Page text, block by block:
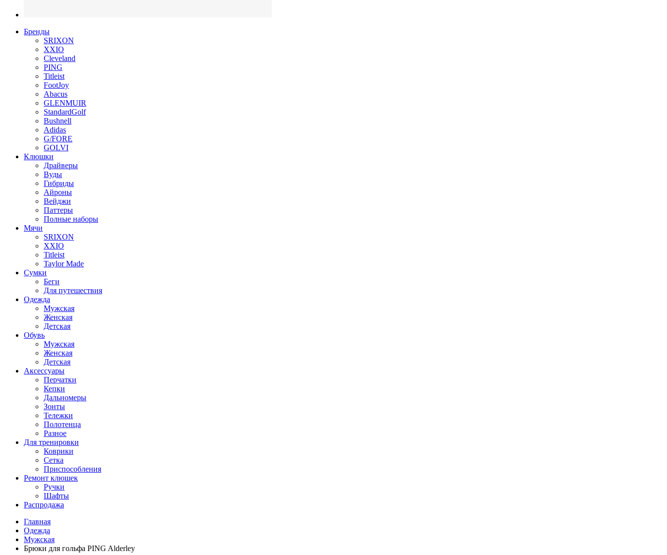
Бренды
SRIXON
XXIO
Cleveland
PING
Titleist
FootJoy
Abacus
GLENMUIR
StandardGolf
Bushnell
Adidas
G/FORE
GOLVI
Клюшки
Драйверы
Вуды
Гибриды
Айроны
Вейджи
Паттеры
Полные наборы
Мячи
SRIXON
XXIO
Titleist
Taylor Made
Сумки
Беги
Для путешествия
Одежда
Мужская
Женская
Детская
Обувь
Мужская
Женская
Детская
Аксессуары
Перчатки
Кепки
Дальномеры
Зонты
Тележки
Полотенца
Разное
Для тренировки
Коврики
Сетка
Приспособления
Ремонт клюшек
Ручки
Шафты
Распродажа
Главная
Одежда
Мужская
Брюки для гольфа PING Alderley